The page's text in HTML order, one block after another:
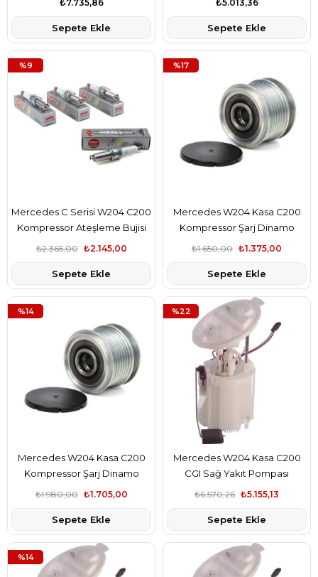
₺7.735,86
Sepete Ekle
₺5.013,36
Sepete Ekle
Mercedes C Serisi W204 C200
Kompressor Ateşleme Bujisi
Takım 4-Adet Ngk Marka
₺2.145,00
₺2.365,00
Sepete Ekle
%9
Mercedes W204 Kasa C200
Kompressor Şarj Dinamo
Kasnağı Valeo Marka
₺1.375,00
₺1.650,00
Sepete Ekle
%17
Mercedes W204 Kasa C200
Kompressor Şarj Dinamo
Kasnağı İna Marka A2711550215
₺1.705,00
₺1.980,00
Sepete Ekle
%14
Mercedes W204 Kasa C200
CGI Sağ Yakıt Pompası
Şamandıralı Hella Marka
₺5.155,13
₺6.570,26
Sepete Ekle
%22
%14